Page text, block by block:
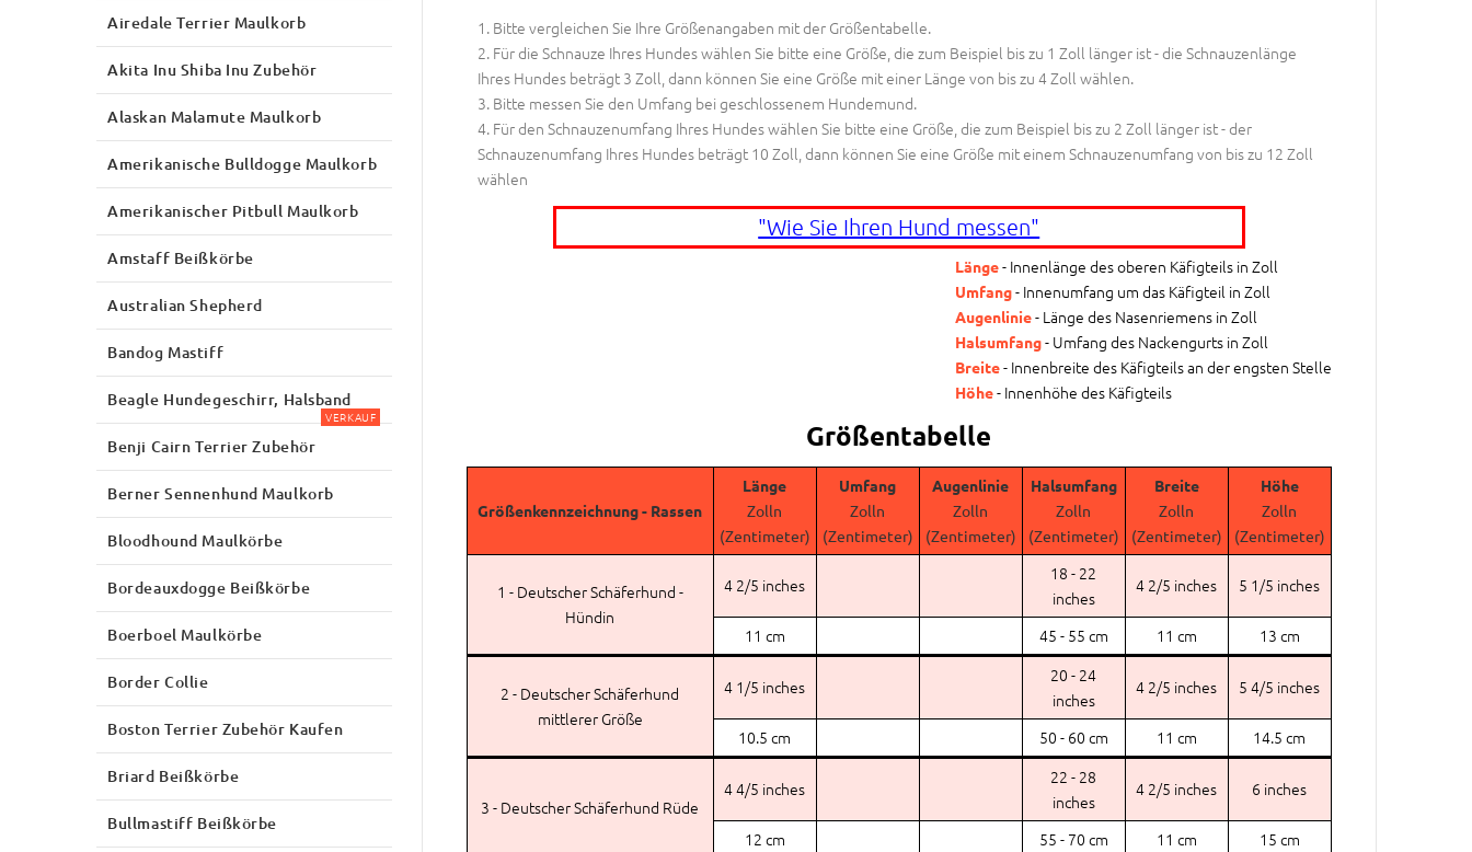
Bitte vergleichen Sie Ihre Größenangaben mit der Größentabelle.
Für die Schnauze Ihres Hundes wählen Sie bitte eine Größe, die zum Beispiel bis zu 1 Zoll länger ist - die Schnauzenlänge
Ihres Hundes beträgt 3 Zoll, dann können Sie eine Größe mit einer Länge von bis zu 4 Zoll wählen.
Bitte messen Sie den Umfang bei geschlossenem Hundemund.
Für den Schnauzenumfang Ihres Hundes wählen Sie bitte eine Größe, die zum Beispiel bis zu 2 Zoll länger ist - der
Schnauzenumfang Ihres Hundes beträgt 10 Zoll, dann können Sie eine Größe mit einem Schnauzenumfang von bis zu 12 Zoll
wählen
"Wie Sie Ihren Hund messen"
Länge- Innenlänge des oberen Käfigteils in Zoll
Umfang- Innenumfang um das Käfigteil in Zoll
Augenlinie- Länge des Nasenriemens in Zoll
Halsumfang- Umfang des Nackengurts in Zoll
Breite- Innenbreite des Käfigteils an der engsten Stelle
Höhe- Innenhöhe des Käfigteils
Größentabelle
Größenkennzeichnung - Rassen
Länge
Zolln
(Zentimeter)
Umfang
Zolln
(Zentimeter)
Augenlinie
Zolln
(Zentimeter)
Halsumfang
Zolln
(Zentimeter)
Breite
Zolln
(Zentimeter)
Höhe
Zolln
(Zentimeter)
1 - Deutscher Schäferhund -
Hündin
4 2/5 inches
18 - 22
inches
4 2/5 inches 5 1/5 inches
11 cm 45 - 55 cm 11 cm 13 cm
2 - Deutscher Schäferhund
mittlerer Größe
4 1/5 inches
20 - 24
inches
4 2/5 inches 5 4/5 inches
10.5 cm 50 - 60 cm 11 cm 14.5 cm
3 - Deutscher Schäferhund Rüde
4 4/5 inches
22 - 28
inches
4 2/5 inches 6 inches
12 cm 55 - 70 cm 11 cm 15 cm
Airedale Terrier Maulkorb
Akita Inu Shiba Inu Zubehör
Alaskan Malamute Maulkorb
Amerikanische Bulldogge Maulkorb
Amerikanischer Pitbull Maulkorb
Amstaff Beißkörbe
Australian Shepherd
Bandog Mastiff
Beagle Hundegeschirr, Halsband
VERKAUF
Benji Cairn Terrier Zubehör
Berner Sennenhund Maulkorb
Bloodhound Maulkörbe
Bordeauxdogge Beißkörbe
Boerboel Maulkörbe
Border Collie
Boston Terrier Zubehör Kaufen
Briard Beißkörbe
Bullmastiff Beißkörbe